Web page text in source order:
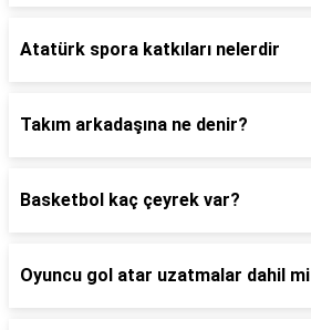
Atatürk spora katkıları nelerdir
Takım arkadaşına ne denir?
Basketbol kaç çeyrek var?
Oyuncu gol atar uzatmalar dahil mi